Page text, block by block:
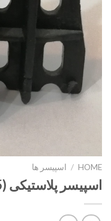
HOME
/ اسپیسر ها
اسپیسر پلاستیکی (Hard 5)